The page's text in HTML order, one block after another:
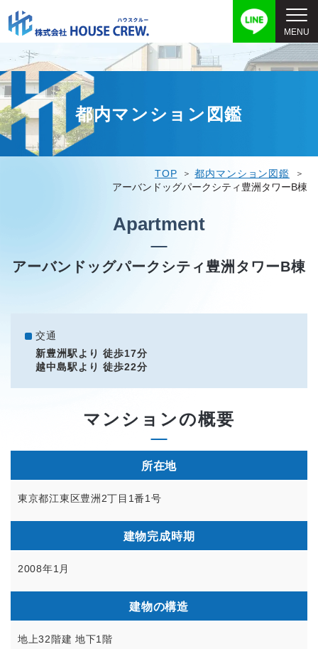
都内マンション図鑑
TOP
都内マンション図鑑
アーバンドッグパークシティ豊洲タワーB棟
Apartment
アーバンドッグパークシティ豊洲タワーB棟
交通
新豊洲駅より 徒歩17分
越中島駅より 徒歩22分
マンションの概要
所在地
東京都江東区豊洲2丁目1番1号
建物完成時期
2008年1月
建物の構造
地上32階建 地下1階